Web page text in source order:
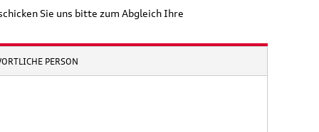
Sie uns bitte zum Abgleich Ihre
PERSON